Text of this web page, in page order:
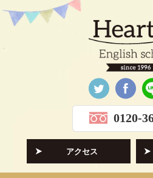
0120-
アクセス